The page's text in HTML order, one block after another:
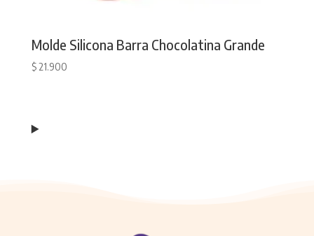
Molde Silicona Barra Chocolatina Grande
$21.900